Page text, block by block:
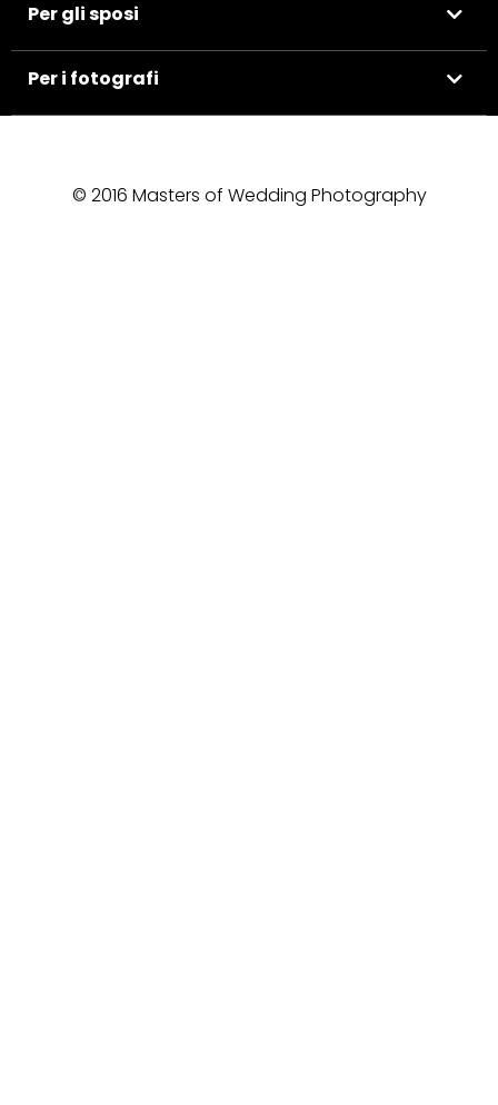
Per gli sposi
Per i fotografi
© 2016 Masters of Wedding Photography